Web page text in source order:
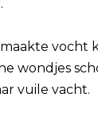
vocht
wondjes
vuile vacht.